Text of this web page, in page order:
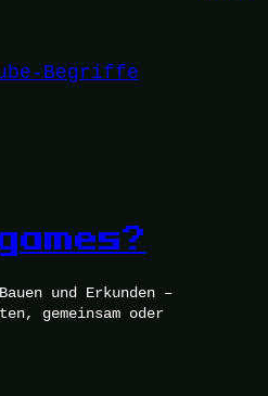
Begriffe
und Erkunden –
gemeinsam oder